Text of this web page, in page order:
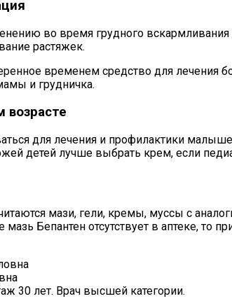
во время грудного
растяжек.
временем средство для лечения
и грудничка.
возрасте
для лечения и профилактики
детей лучше выбрать крем, если
мази, гели, кремы, муссы с
Бепантен отсутствует в аптеке, то
30 лет. Врач высшей категории.